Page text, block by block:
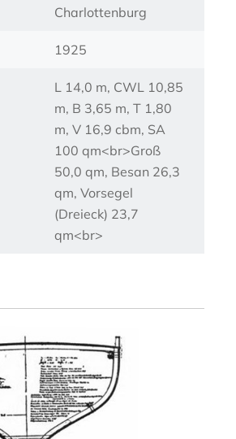
Charlottenburg
1925
L 14,0 m, CWL 10,85
m, B 3,65 m, T 1,80
m, V 16,9 cbm, SA
100 qm<br>Groß
50,0 qm, Besan 26,3
qm, Vorsegel
(Dreieck) 23,7
qm<br>